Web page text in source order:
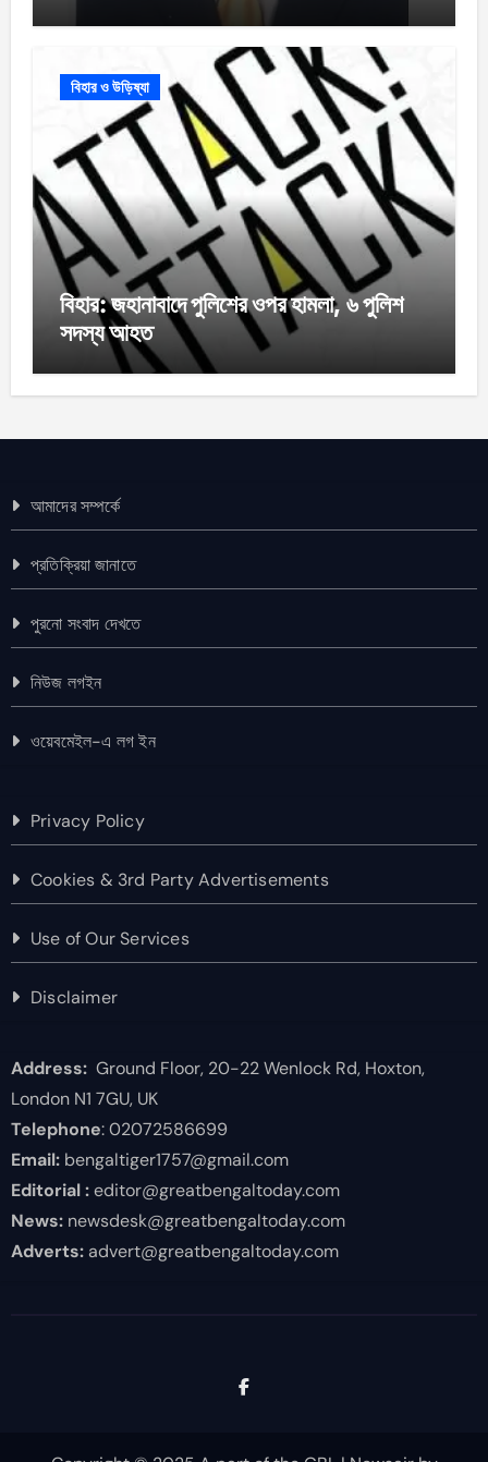
বিহার ও উড়িষ্যা
বিহার: জহানাবাদে পুলিশের ওপর হামলা, ৬ পুলিশ
সদস্য আহত
আমাদের সম্পর্কে
প্রতিক্রিয়া জানাতে
পুরনো সংবাদ দেখতে
নিউজ লগইন
ওয়েবমেইল-এ লগ ইন
Privacy Policy
Cookies & 3rd Party Advertisements
Use of Our Services
Disclaimer
Address:Ground Floor, 20-22 Wenlock Rd, Hoxton,
London N1 7GU, UK
Telephone: 02072586699
Email:bengaltiger1757@gmail.com
Editorial :editor@greatbengaltoday.com
News:newsdesk@greatbengaltoday.com
Adverts:advert@greatbengaltoday.com